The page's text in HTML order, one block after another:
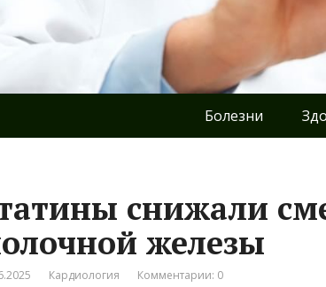
Болезни
снижали
железы
Кардиология Комментарии: 0